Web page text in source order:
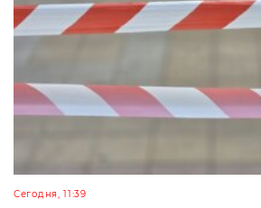
Сегодня, 11:39